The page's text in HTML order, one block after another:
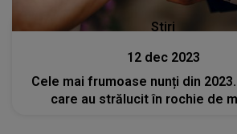
Stiri
12 dec 2023
Cele mai frumoase nunți din
care au strălucit în rochie de